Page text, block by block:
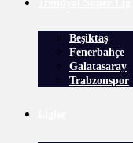
Beşiktaş
Fenerbahçe
Galatasaray
Trabzonspor